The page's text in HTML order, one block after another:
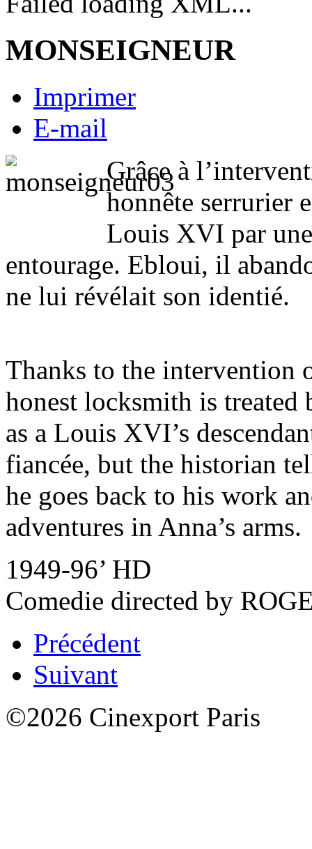
MONSEIGNEUR
Imprimer
E-mail
Grâce à
honnête serrurier
Louis XVI par
entourage. Ebloui, il
ne lui révélait son identié.
Thanks to the intervention
honest locksmith is treated
as a Louis XVI’s
fiancée, but the historian
he goes back to his work
adventures in Anna’s arms.
1949-96’ HD
Comedie directed by
Précédent
Suivant
©2026 Cinexport Paris